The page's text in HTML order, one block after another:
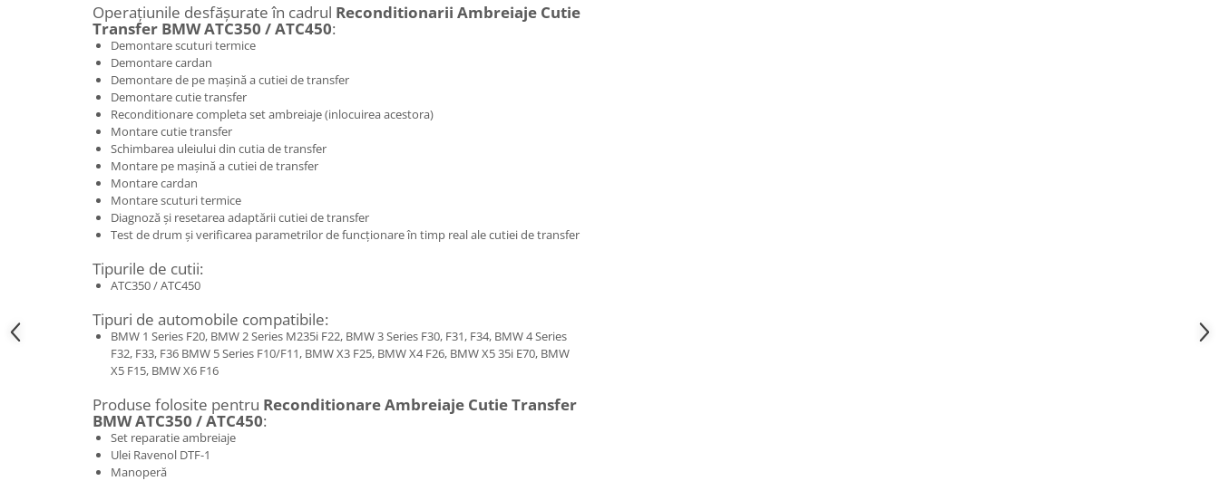
Operațiunile desfășurate în cadrul Reconditionarii Ambreiaje Cutie
Transfer BMW ATC350 / ATC450:
Demontare scuturi termice
Demontare cardan
Demontare de pe mașină a cutiei de transfer
Demontare cutie transfer
Reconditionare completa set ambreiaje (inlocuirea acestora)
Montare cutie transfer
Schimbarea uleiului din cutia de transfer
Montare pe mașină a cutiei de transfer
Montare cardan
Montare scuturi termice
Diagnoză și resetarea adaptării cutiei de transfer
Test de drum și verificarea parametrilor de funcționare în timp real ale cutiei de transfer
Tipurile de cutii:
ATC350 / ATC450
Tipuri de automobile compatibile:
BMW 1 Series F20, BMW 2 Series M235i F22, BMW 3 Series F30, F31, F34, BMW 4 Series
F32, F33, F36 BMW 5 Series F10/F11, BMW X3 F25, BMW X4 F26, BMW X5 35i E70, BMW
X5 F15, BMW X6 F16
Produse folosite pentru Reconditionare Ambreiaje Cutie Transfer
BMW ATC350 / ATC450:
Set reparatie ambreiaje
Ulei Ravenol DTF-1
Manoperă